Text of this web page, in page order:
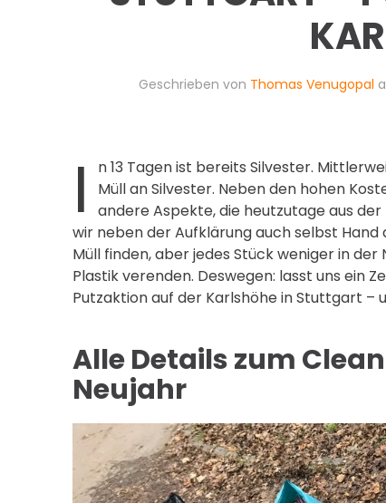
Geschrieben von Thomas Venugopal
I
n 13 Tagen ist bereits Silvester.
Müll an Silvester. Neben den hohen
andere Aspekte, die heutzutage aus
wir neben der Aufklärung auch selbst
Müll finden, aber jedes Stück weniger in
Plastik verenden. Deswegen: lasst uns ein
Putzaktion auf der Karlshöhe in Stuttgart –
Alle Details zum
Neujahr